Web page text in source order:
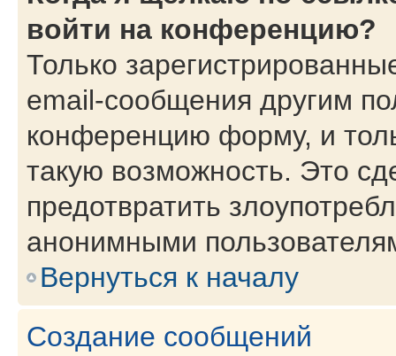
войти на конференцию?
Только
email-сообщения другим
конференцию форму, и
такую возможность. Это
предотвратить
анонимными
Вернуться к началу
Создание сообщений